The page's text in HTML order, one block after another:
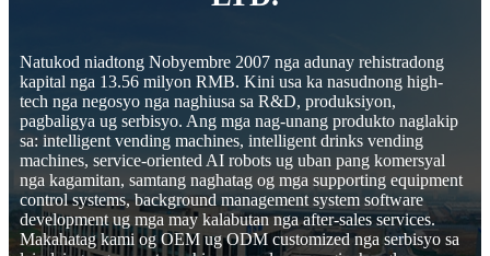
Natukod niadtong Nobyembre 2007 nga adunay rehistradong
kapital nga 13.56 milyon RMB. Kini usa ka nasudnong high-
tech nga negosyo nga naghiusa sa R&D, produksiyon,
pagbaligya ug serbisyo. Ang mga nag-unang produkto naglakip
sa: intelligent vending machines, intelligent drinks vending
machines, service-oriented AI robots ug uban pang komersyal
nga kagamitan, samtang naghatag og mga supporting equipment
control systems, background management system software
development ug mga may kalabutan nga after-sales services.
Makahatag kami og OEM ug ODM customized nga serbisyo sa